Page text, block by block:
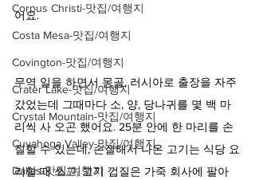
Corpus Christi-맛집/여행지
Costa Mesa-맛집/여행지
Covington-맛집/여행지
Crater Lake-맛집/여행지
Crystal Mountain-맛집/여행지
Cuyahoga Valley-맛집/여행지
Dallas-맛집/여행지
어요.
무역 일을 하면서 몽골, 러시아로 출장을 자주
갔었는데 그때마다 소, 양, 당나귀를 몇 백 마
리씩 사 오곤 했어요. 25분 안에 한 마리를 손
질할 수 있는데, 손질해서 나온 고기는 식당 요
리할 때 쓰고, 고기 껍질은 가죽 회사에 팔아